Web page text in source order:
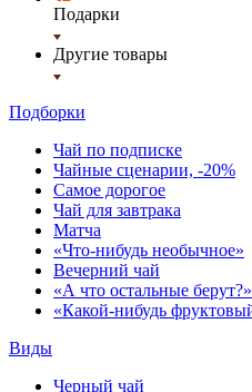
Подарки
Другие товары
Подборки
Чай по подписке
Чайные сценарии, -20%
Самое дорогое
Чай для завтрака
Матча
«Что-нибудь необычное»
Вечерний чай
«А что остальные
«Какой-нибудь
Виды
Черный чай